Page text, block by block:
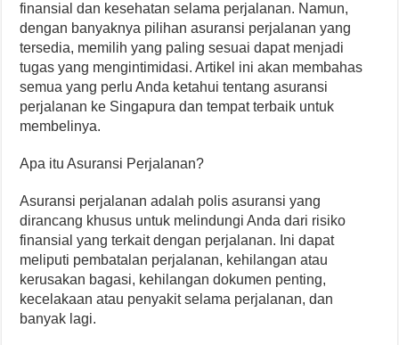
finansial dan kesehatan selama perjalanan. Namun,
dengan banyaknya pilihan asuransi perjalanan yang
tersedia, memilih yang paling sesuai dapat menjadi
tugas yang mengintimidasi. Artikel ini akan membahas
semua yang perlu Anda ketahui tentang asuransi
perjalanan ke Singapura dan tempat terbaik untuk
membelinya.
Apa itu Asuransi Perjalanan?
Asuransi perjalanan adalah polis asuransi yang
dirancang khusus untuk melindungi Anda dari risiko
finansial yang terkait dengan perjalanan. Ini dapat
meliputi pembatalan perjalanan, kehilangan atau
kerusakan bagasi, kehilangan dokumen penting,
kecelakaan atau penyakit selama perjalanan, dan
banyak lagi.